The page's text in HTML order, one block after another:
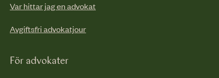
Var hittar jag en advokat
Avgiftsfri advokatjour
För advokater